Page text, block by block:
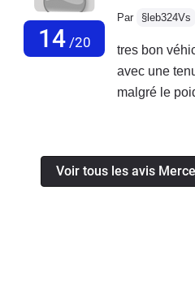
pour
14/20
Par §leb324Vs
tres bon
avec une
malgré le
volant tres
plutot dure
Voir tous les avis